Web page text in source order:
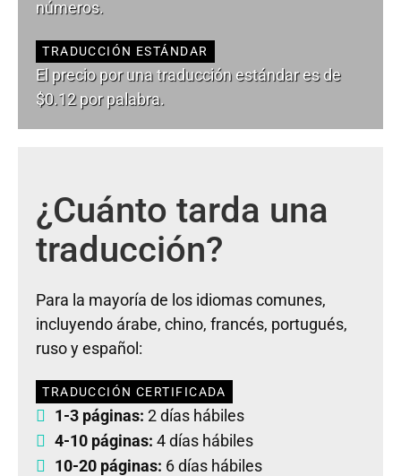
números.
TRADUCCIÓN ESTÁNDAR
El precio por una traducción estándar es de
$0.12 por palabra.
¿Cuánto tarda una
traducción?
Para la mayoría de los idiomas comunes,
incluyendo árabe, chino, francés, portugués,
ruso y español:
TRADUCCIÓN CERTIFICADA
1-3 páginas: 2 días hábiles
4-10 páginas: 4 días hábiles
10-20 páginas: 6 días hábiles